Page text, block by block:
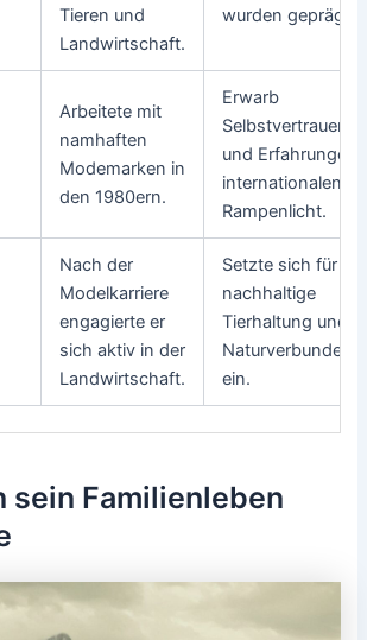
Tieren und
Landwirtschaft.
wurden geprägt.
Arbeitete mit
namhaften
Modemarken in
den 1980ern.
Erwarb
Selbstvertrauen
und Erfahrungen
internationalen
Rampenlicht.
Nach der
Modelkarriere
engagierte er
sich aktiv in der
Landwirtschaft.
Setzte sich für
nachhaltige
Tierhaltung und
ein.
sein Familienleben